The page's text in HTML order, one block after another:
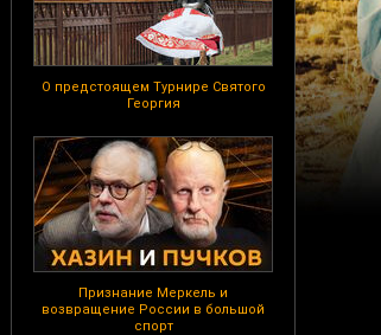
О предстоящем Турнире Святого
Георгия
Признание Меркель и
возвращение России в большой
спорт